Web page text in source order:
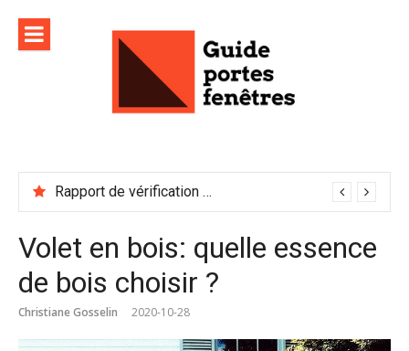
contenu
Rapport de vérification sécurité : à conserver précieusement
Volet en bois: quelle essence
de bois choisir ?
Christiane Gosselin 2020-10-28